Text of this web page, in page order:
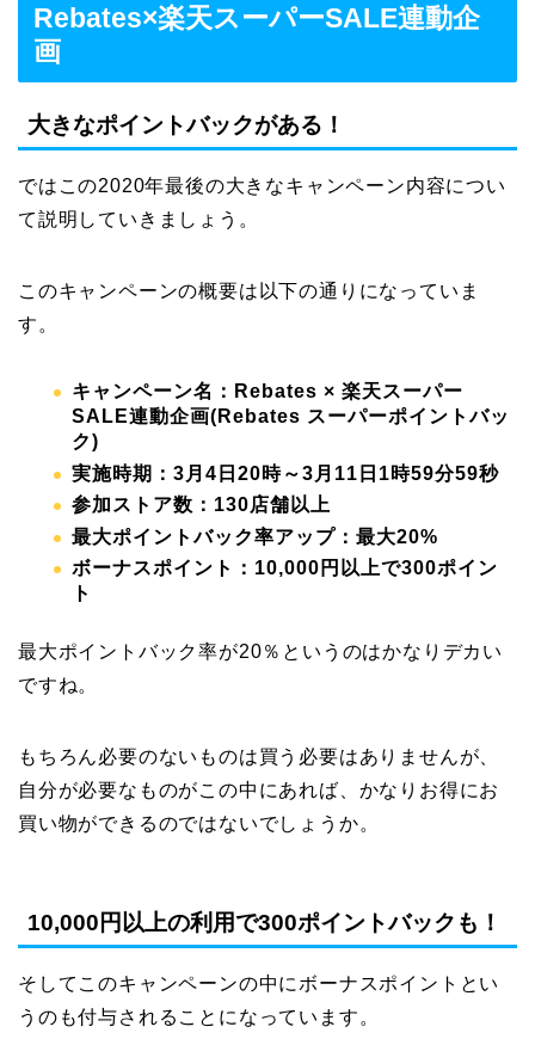
Rebates×楽天スーパーSALE連動企
画
大きなポイントバックがある！
ではこの2020年最後の大きなキャンペーン内容につい
て説明していきましょう。
このキャンペーンの概要は以下の通りになっていま
す。
キャンペーン名：Rebates × 楽天スーパー
SALE連動企画(Rebates スーパーポイントバッ
ク)
実施時期：3月4日20時～3月11日1時59分59秒
参加ストア数：130店舗以上
最大ポイントバック率アップ：最大20%
ボーナスポイント：10,000円以上で300ポイン
ト
最大ポイントバック率が20％というのはかなりデカい
ですね。
もちろん必要のないものは買う必要はありませんが、
自分が必要なものがこの中にあれば、かなりお得にお
買い物ができるのではないでしょうか。
10,000円以上の利用で300ポイントバックも！
そしてこのキャンペーンの中にボーナスポイントとい
うのも付与されることになっています。